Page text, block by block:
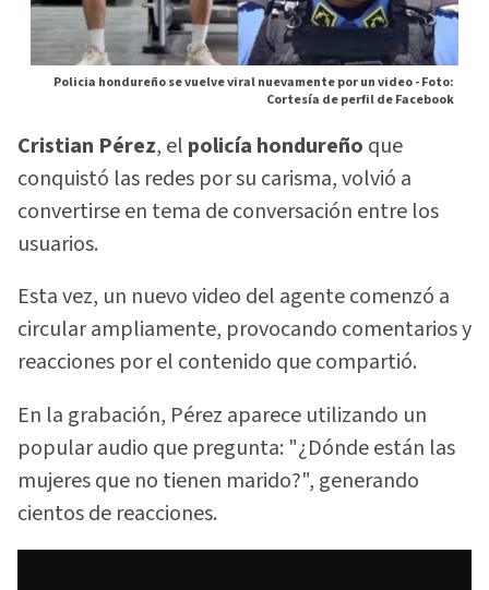
Policia hondureño se vuelve viral nuevamente por un video -Foto:
Cortesía de perfil de Facebook
Cristian Pérez, el policía hondureño que
conquistó las redes por su carisma, volvió a
convertirse en tema de conversación entre los
usuarios.
Esta vez, un nuevo video del agente comenzó a
circular ampliamente, provocando comentarios y
reacciones por el contenido que compartió.
En la grabación, Pérez aparece utilizando un
popular audio que pregunta: "¿Dónde están las
mujeres que no tienen marido?", generando
cientos de reacciones.